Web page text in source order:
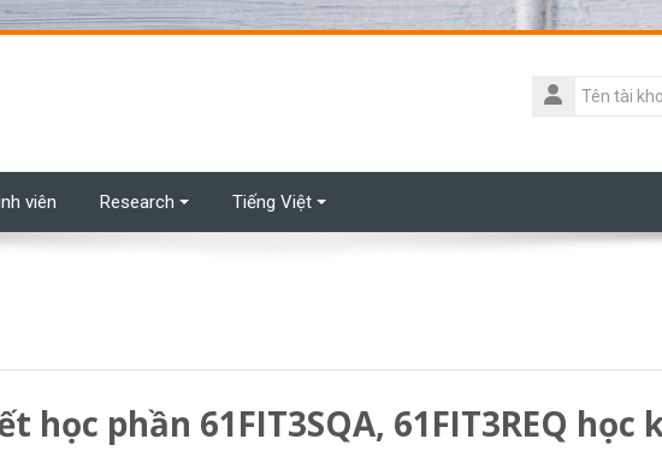
Tên
tài
viên Research Tiếng Việt
học phần 61FIT3SQA, 61FIT3REQ học